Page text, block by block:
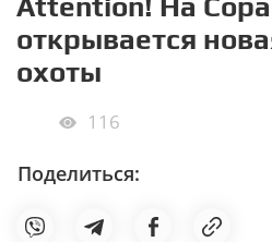
Attention! На
открывается
охоты
116
Поделиться: